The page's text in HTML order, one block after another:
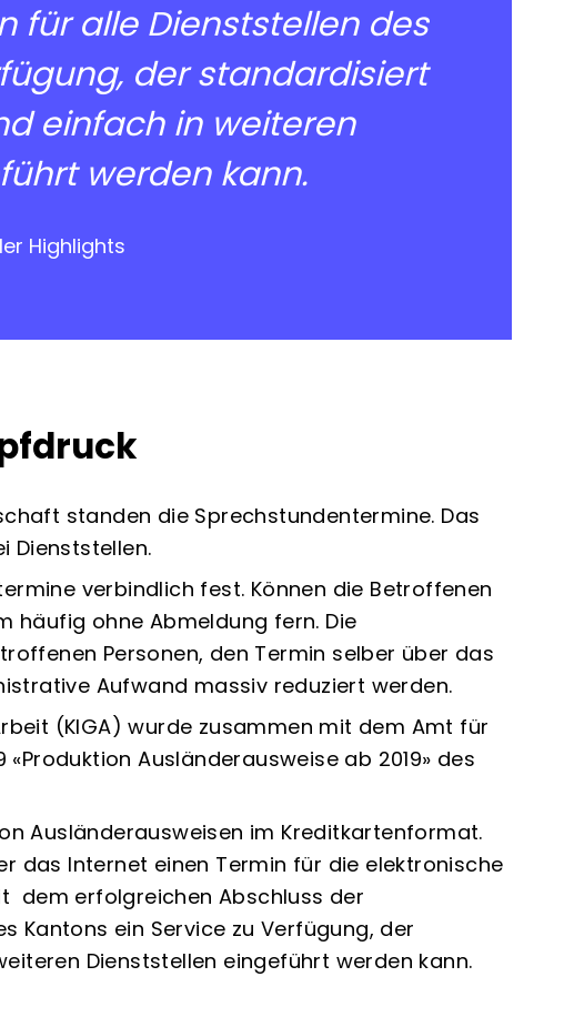
für alle Dienststellen des
der standardisiert
einfach in weiteren
werden kann.
Highlights
standen die Sprechstundentermine. Das
Dienststellen.
verbindlich fest. Können die Betroffenen
häufig ohne Abmeldung fern. Die
Personen, den Termin selber über das
Aufwand massiv reduziert werden.
(KIGA) wurde zusammen mit dem Amt für
Ausländerausweise ab 2019» des
Ausländerausweisen im Kreditkartenformat.
das Internet einen Termin für die elektronische
dem erfolgreichen Abschluss der
Kantons ein Service zu Verfügung, der
Dienststellen eingeführt werden kann.